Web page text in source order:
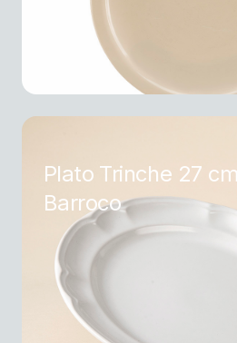
Plato Trinche 27
Barroco